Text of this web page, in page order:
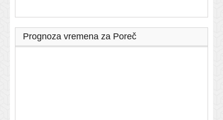
Prognoza vremena za Poreč